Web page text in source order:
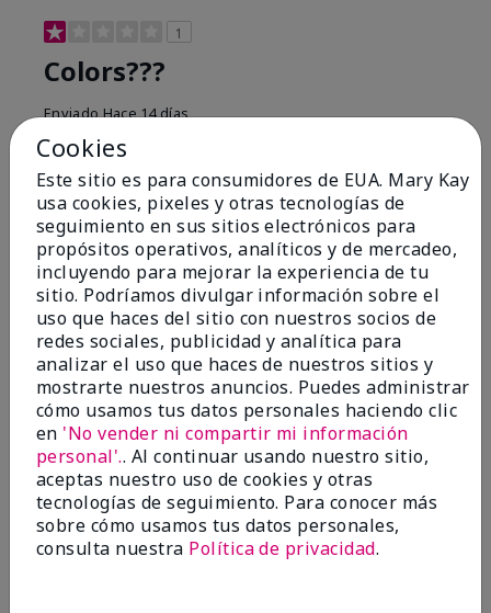
1
Colors???
EnviadoHace 14 días
por
CNB
de Salisbury
Evaluado en
marykay.com/en-us/
Comentarios sobre Mary Kay Chromafusion®
Eye Shadow
Where on earth did all the colors go? Bring them
back- especially granite!
Mostrar Traducción
ConclusiónNo, no recomendaría a un amigo
¿Le ha resultado útil esta
opinión?
7 2
Marcar esta opinión
Cookies
Este sitio es para consumidores de EUA. Mary Kay
usa cookies, pixeles y otras tecnologías de
seguimiento en sus sitios electrónicos para
propósitos operativos, analíticos y de mercadeo,
incluyendo para mejorar la experiencia de tu
sitio. Podríamos divulgar información sobre el
uso que haces del sitio con nuestros socios de
redes sociales, publicidad y analítica para
analizar el uso que haces de nuestros sitios y
mostrarte nuestros anuncios. Puedes administrar
cómo usamos tus datos personales haciendo clic
en 'No vender ni compartir mi información
personal'.. Al continuar usando nuestro sitio,
aceptas nuestro uso de cookies y otras
tecnologías de seguimiento. Para conocer más
sobre cómo usamos tus datos personales,
consulta nuestra Política de privacidad.